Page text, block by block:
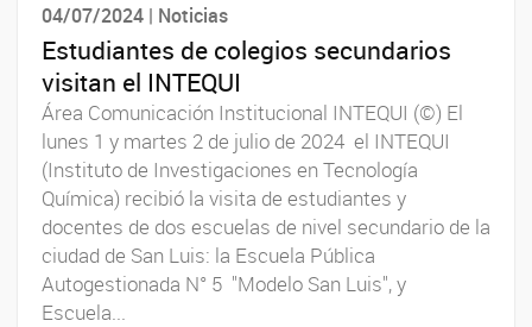
04/07/2024 | Noticias
Estudiantes de colegios secundarios
visitan el INTEQUI
Área Comunicación Institucional INTEQUI (©) El
lunes 1 y martes 2 de julio de 2024 el INTEQUI
(Instituto de Investigaciones en Tecnología
Química) recibió la visita de estudiantes y
docentes de dos escuelas de nivel secundario de la
ciudad de San Luis: la Escuela Pública
Autogestionada N° 5 "Modelo San Luis", y
Escuela...